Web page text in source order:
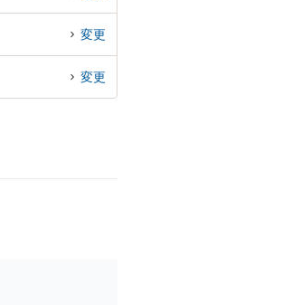
変更
変更